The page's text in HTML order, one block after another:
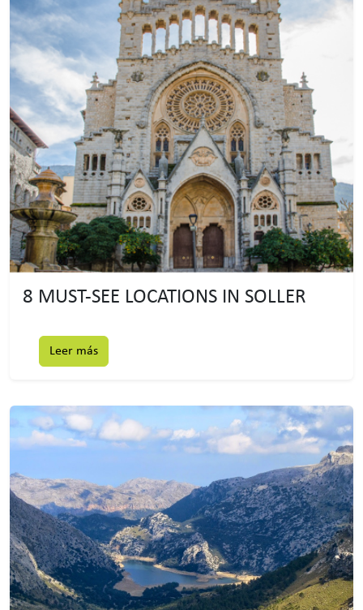
8 MUST-SEE LOCATIONS IN SOLLER
Leer más